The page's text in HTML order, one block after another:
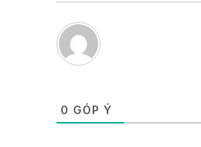
0 GÓP Ý